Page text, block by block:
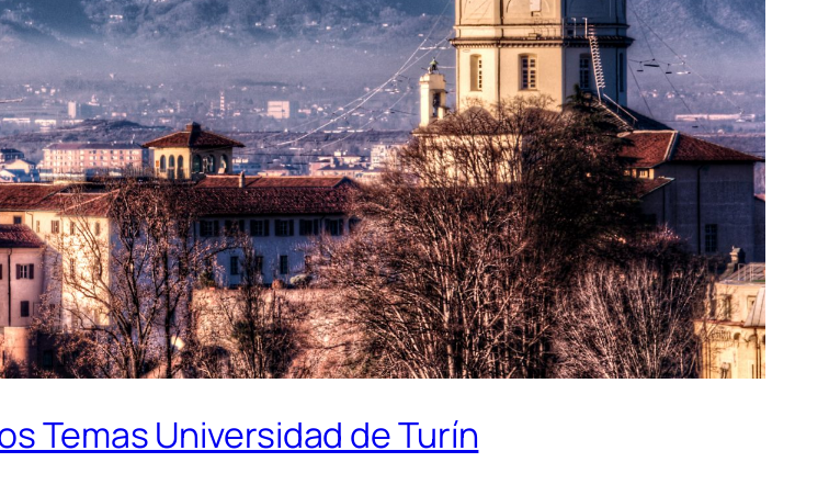
Temas Universidad de Turín